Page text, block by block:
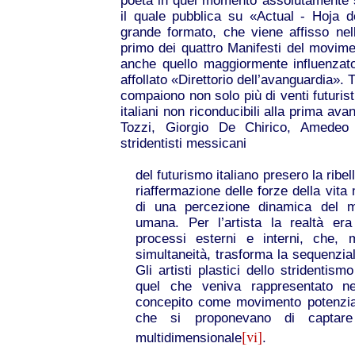
il quale pubblica su «Actual - Hoja
grande formato, che viene affisso
primo dei quattro Manifesti del
anche quello maggiormente
affollato «Direttorio dell’avanguardia».
compaiono non solo più di venti
italiani non riconducibili alla prima
Tozzi, Giorgio De Chirico,
stridentisti messicani
del futurismo italiano presero la
riaffermazione delle forze della vita
di una percezione dinamica del
umana. Per l’artista la realtà era
processi esterni e interni, che,
simultaneità, trasforma la
Gli artisti plastici dello
quel che veniva rappresentato
concepito come movimento
che si proponevano di
multidimensionale[vi].